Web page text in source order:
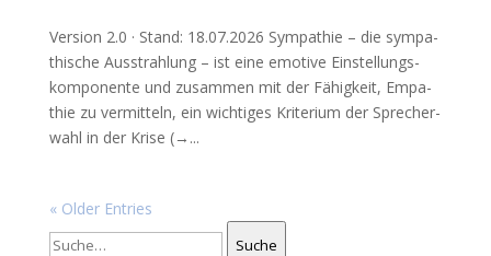
Ver­si­on 2.0 · Stand: 18.07.2026 Sym­pa­thie – die sym­pa­
thi­sche Aus­strah­lung – ist eine emo­ti­ve Ein­stel­lungs­
kom­po­nen­te und zusam­men mit der Fähig­keit, Empa­
thie zu ver­mit­teln, ein wich­ti­ges Kri­te­ri­um der Spre­cher­
wahl in der Kri­se (→...
« Older Entries
Suche
Suche